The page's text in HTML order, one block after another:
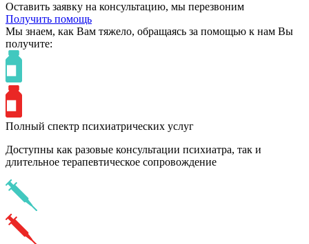
Оставить заявку на консультацию, мы перезвоним
Получить помощь
Мы знаем, как Вам тяжело, обращаясь за помощью к нам Вы
получите:
Полный спектр психиатрических услуг
Доступны как разовые консультации психиатра, так и
длительное терапевтическое сопровождение